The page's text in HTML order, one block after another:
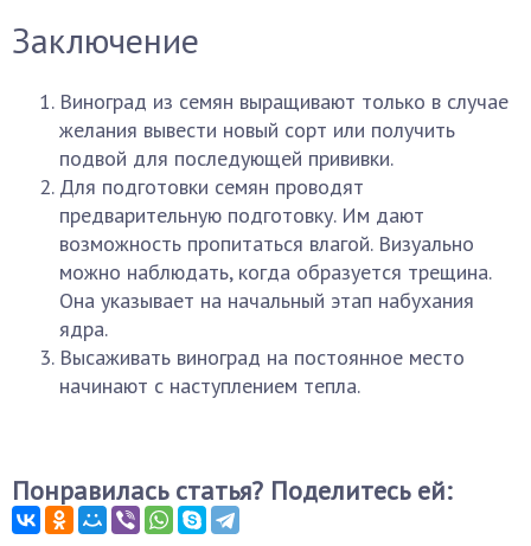
Заключение
Виноград из семян выращивают только в случае
желания вывести новый сорт или получить
подвой для последующей прививки.
Для подготовки семян проводят
предварительную подготовку. Им дают
возможность пропитаться влагой. Визуально
можно наблюдать, когда образуется трещина.
Она указывает на начальный этап набухания
ядра.
Высаживать виноград на постоянное место
начинают с наступлением тепла.
Понравилась статья? Поделитесь ей: